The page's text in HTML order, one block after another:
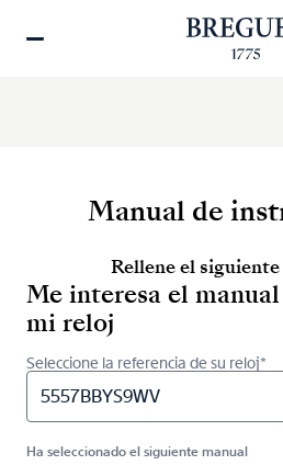
Manual de
Rellene el
Me interesa el
mi reloj
Seleccione la referencia de su reloj*
5557BBYS9WV
Ha seleccionado el siguiente manual